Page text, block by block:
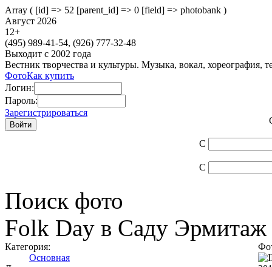
Array ( [id] => 52 [parent_id] => 0 [field] => photobank )
Август 2026
12+
(495) 989-41-54, (926) 777-32-48
Выходит с 2002 года
Вестник творчества и культуры. Музыка, вокал, хореография,
ФотоКак купить
Логин:
Пароль:
Зарегистрироваться
С
С
Поиск фото
Folk Day в Саду Эрмитаж
Категория:
Основная